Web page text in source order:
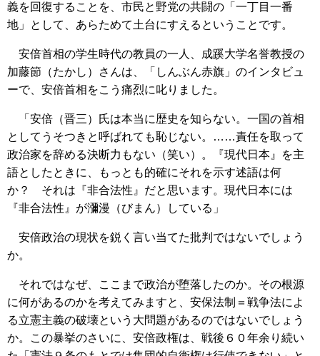
義を回復することを、市民と野党の共闘の「一丁目一番
地」として、あらためて土台にすえるということです。
安倍首相の学生時代の教員の一人、成蹊大学名誉教授の
加藤節（たかし）さんは、「しんぶん赤旗」のインタビュ
ーで、安倍首相をこう痛烈に叱りました。
「安倍（晋三）氏は本当に歴史を知らない。一国の首相
としてうそつきと呼ばれても恥じない。……責任を取って
政治家を辞める決断力もない（笑い）。『現代日本』を主
語としたときに、もっとも的確にそれを示す述語は何
か？ それは『非合法性』だと思います。現代日本には
『非合法性』が瀰漫（びまん）している」
安倍政治の現状を鋭く言い当てた批判ではないでしょう
か。
それではなぜ、ここまで政治が堕落したのか。その根源
に何があるのかを考えてみますと、安保法制＝戦争法によ
る立憲主義の破壊という大問題があるのではないでしょう
か。この暴挙のさいに、安倍政権は、戦後６０年余り続い